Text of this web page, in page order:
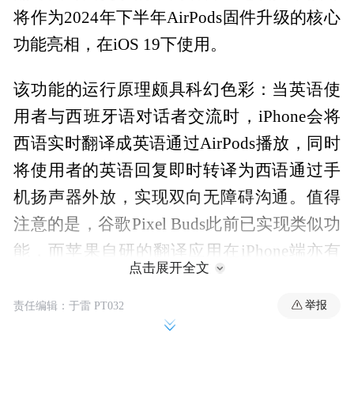
将作为2024年下半年AirPods固件升级的核心
功能亮相，在iOS 19下使用。
该功能的运行原理颇具科幻色彩：当英语使
用者与西班牙语对话者交流时，iPhone会将
西语实时翻译成英语通过AirPods播放，同时
将使用者的英语回复即时转译为西语通过手
机扬声器外放，实现双向无障碍沟通。值得
注意的是，谷歌Pixel Buds此前已实现类似功
能，而苹果自研的翻译应用在iPhone端亦有
四年技术积累。
此次软件升级是苹果操作系统全面革新的组
点击展开全文
责任编辑：于雷 PT032 举报